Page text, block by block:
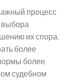
процесс
выбора
их спора.
более
более
судебном